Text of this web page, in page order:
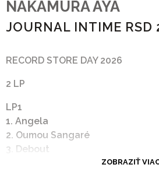
NAKAMURA AYA
JOURNAL INTIME RSD
RECORD STORE DAY 2026
2 LP
LP1
1. Angela
2. Oumou Sangaré
3. Debout
ZOBRAZIŤ